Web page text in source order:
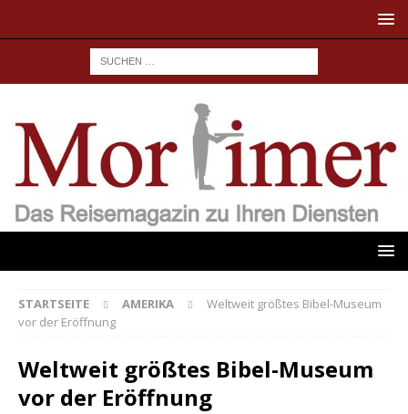
STARTSEITE AMERIKA
Weltweit größtes Bibel-Museum
vor der Eröffnung
Weltweit größtes Bibel-Museum
vor der Eröffnung